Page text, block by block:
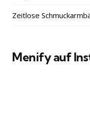
Zeitlose
Menify auf